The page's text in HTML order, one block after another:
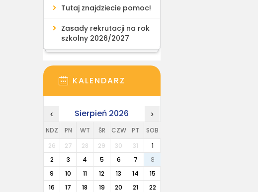
Tutaj znajdziecie pomoc!
Zasady rekrutacji na rok
szkolny 2026/2027
KALENDARZ
‹ Sierpień 2026 ›
NDZ PN WT ŚR CZW PT
SOB
26
27 28 29 30 31
1
2
3 4 5 6 7
8
9
10 11 12 13 14
15
16
17 18 19 20 21
22